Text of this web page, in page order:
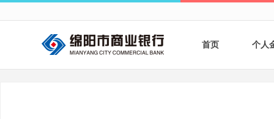
首页 个人